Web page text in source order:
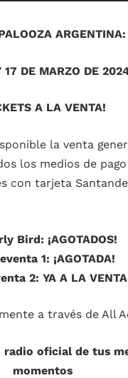
ARGENTINA:
17 DE MARZO DE
A LA VENTA!
la venta
los medios de
con tarjeta
Bird: ¡AGOTADOS!
1: ¡AGOTADA!
2: YA A LA VENTA
a través de All
radio oficial de tus
momentos